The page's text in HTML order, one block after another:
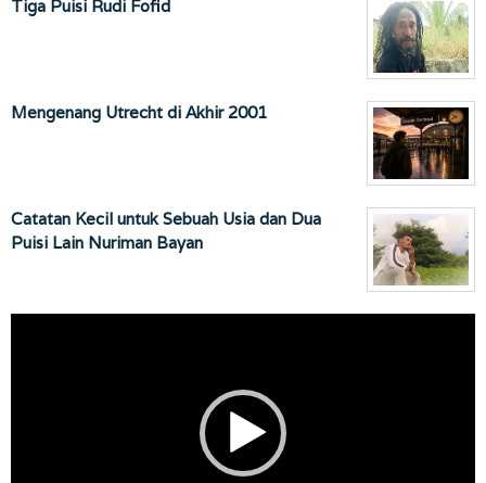
Tiga Puisi Rudi Fofid
Mengenang Utrecht di Akhir 2001
Catatan Kecil untuk Sebuah Usia dan Dua
Puisi Lain Nuriman Bayan